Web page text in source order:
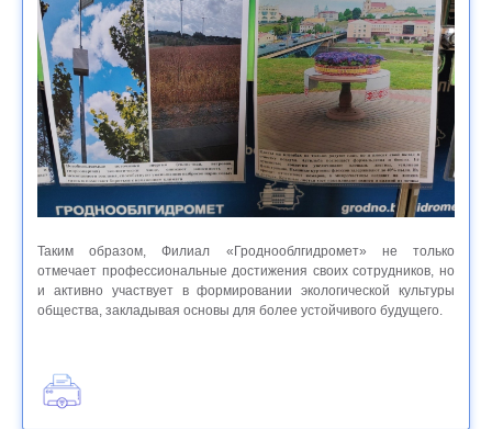
Таким образом, Филиал «Гроднооблгидромет» не только
отмечает профессиональные достижения своих сотрудников, но
и активно участвует в формировании экологической культуры
общества, закладывая основы для более устойчивого будущего.